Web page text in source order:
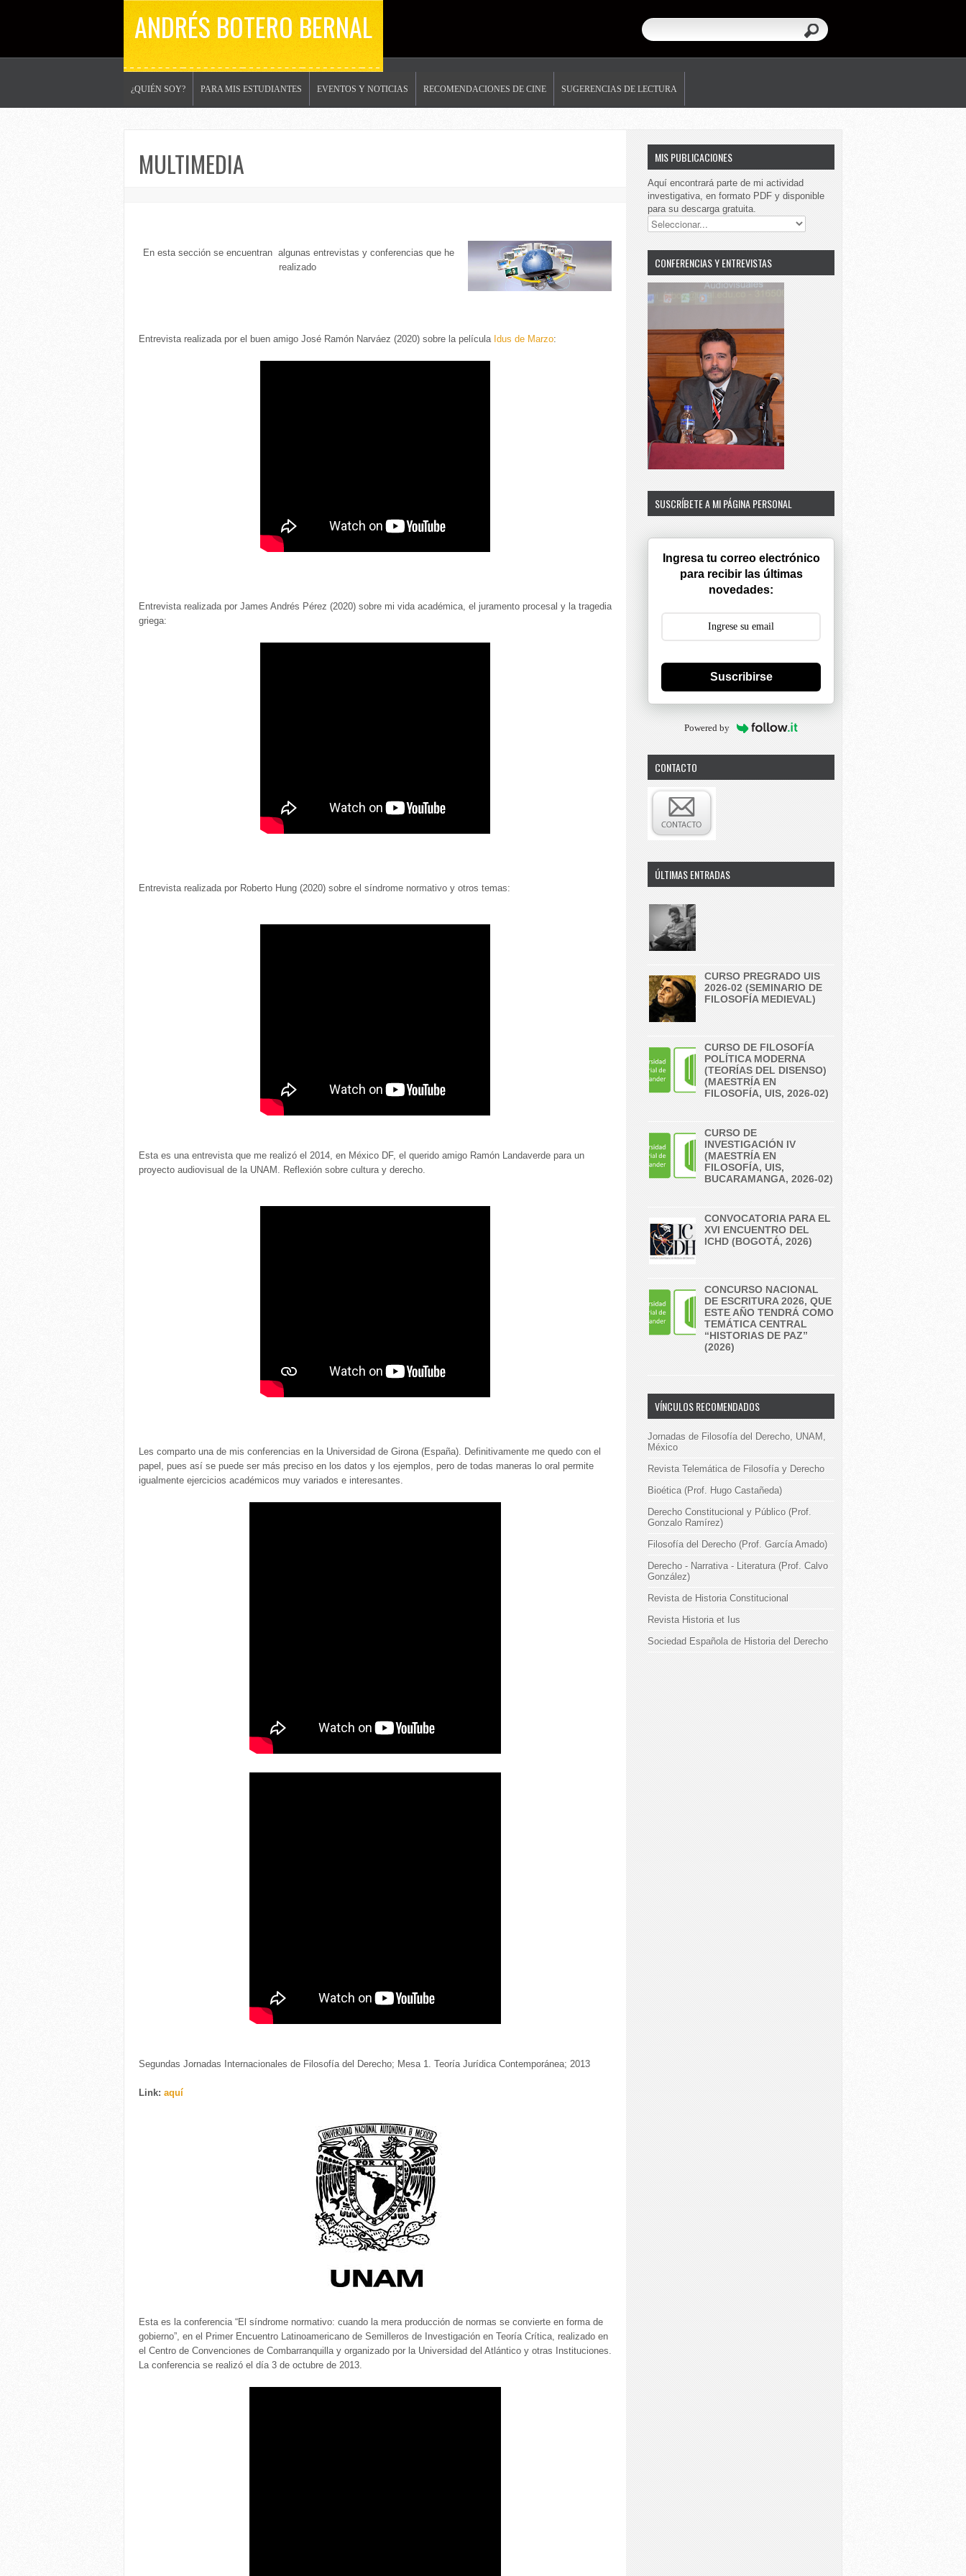
ANDRÉS BOTERO BERNAL
¿QUIÉN SOY? PARA MIS ESTUDIANTES EVENTOS Y NOTICIAS RECOMENDACIONES DE CINE SUGERENCIAS DE LECTURA
MULTIMEDIA
En esta sección se encuentran algunas entrevistas y conferencias que he
realizado
Entrevista realizada por el buen amigo José Ramón Narváez (2020) sobre la película Idus de Marzo:
Entrevista realizada por James Andrés Pérez (2020) sobre mi vida académica, el juramento procesal y la tragedia
griega:
Entrevista realizada por Roberto Hung (2020) sobre el síndrome normativo y otros temas:
Esta es una entrevista que me realizó el 2014, en México DF, el querido amigo Ramón Landaverde para un
proyecto audiovisual de la UNAM. Reflexión sobre cultura y derecho.
Les comparto una de mis conferencias en la Universidad de Girona (España). Definitivamente me quedo con el
papel, pues así se puede ser más preciso en los datos y los ejemplos, pero de todas maneras lo oral permite
igualmente ejercicios académicos muy variados e interesantes.
Segundas Jornadas Internacionales de Filosofía del Derecho; Mesa 1. Teoría Jurídica Contemporánea; 2013
Link: aquí
Esta es la conferencia “El síndrome normativo: cuando la mera producción de normas se convierte en forma de
gobierno”, en el Primer Encuentro Latinoamericano de Semilleros de Investigación en Teoría Crítica, realizado en
el Centro de Convenciones de Combarranquilla y organizado por la Universidad del Atlántico y otras Instituciones.
La conferencia se realizó el día 3 de octubre de 2013.
MIS PUBLICACIONES
Aquí encontrará parte de mi actividad
investigativa, en formato PDF y disponible
para su descarga gratuita.
CONFERENCIAS Y ENTREVISTAS
SUSCRÍBETE A MI PÁGINA PERSONAL
Ingresa tu correo electrónico
para recibir las últimas
novedades:
Suscribirse
Powered by
CONTACTO
ÚLTIMAS ENTRADAS
CURSO PREGRADO UIS
2026-02 (SEMINARIO DE
FILOSOFÍA MEDIEVAL)
CURSO DE FILOSOFÍA
POLÍTICA MODERNA
(TEORÍAS DEL DISENSO)
(MAESTRÍA EN
FILOSOFÍA, UIS, 2026-02)
CURSO DE
INVESTIGACIÓN IV
(MAESTRÍA EN
FILOSOFÍA, UIS,
BUCARAMANGA, 2026-02)
CONVOCATORIA PARA EL
XVI ENCUENTRO DEL
ICHD (BOGOTÁ, 2026)
CONCURSO NACIONAL
DE ESCRITURA 2026, QUE
ESTE AÑO TENDRÁ COMO
TEMÁTICA CENTRAL
“HISTORIAS DE PAZ”
(2026)
VÍNCULOS RECOMENDADOS
Jornadas de Filosofía del Derecho, UNAM,
México
Revista Telemática de Filosofía y Derecho
Bioética (Prof. Hugo Castañeda)
Derecho Constitucional y Público (Prof.
Gonzalo Ramírez)
Filosofía del Derecho (Prof. García Amado)
Derecho - Narrativa - Literatura (Prof. Calvo
González)
Revista de Historia Constitucional
Revista Historia et Ius
Sociedad Española de Historia del Derecho